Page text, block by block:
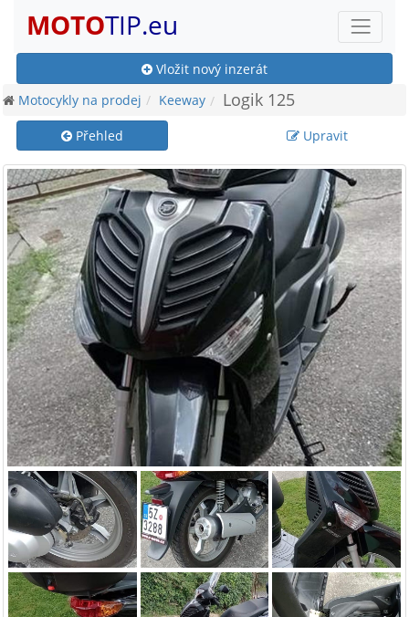
MOTOTIP.eu
Vložit nový inzerát
Motocykly na prodej
Keeway Logik 125
Přehled Upravit